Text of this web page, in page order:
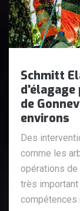
Schmitt
de
environs
Des
comme les
opérations de
très
compétences